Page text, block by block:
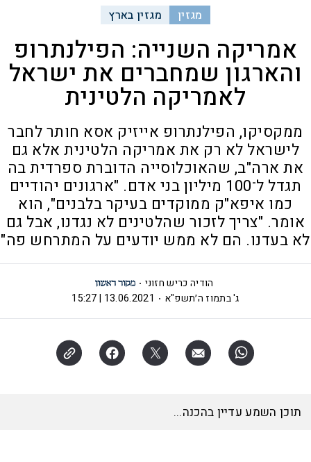
מגזין מגזין בארץ
אמריקה השנייה: הפילנתרופ
והארגון שמחברים את ישראל
לאמריקה הלטינית
ממקסיקו, הפילנתרופ אייזיק אסא חותר לחבר
לישראל לא רק את אמריקה הלטינית אלא גם
את ארה"ב, שהאוכלוסייה הדוברת ספרדית בה
תגדל ל־100 מיליון בני אדם. "ארגונים יהודיים
כמו איפא"ק ממוקדים בעיקר בלבנים", הוא
אומר. "צריך לזכור שהלטינים לא נגדנו, אבל גם
לא בעדנו. הם לא ממש יודעים על המתרחש פה"
הודיה כריש חזוני
ג' בתמוז ה׳תשפ"א
13.06.2021 | 15:27